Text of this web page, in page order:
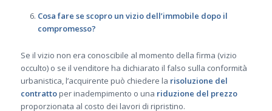
Cosa fare se scopro un vizio dell’immobile dopo il
compromesso?
Se il vizio non era conoscibile al momento della firma (vizio
occulto) o se il venditore ha dichiarato il falso sulla conformità
urbanistica, l’acquirente può chiedere la risoluzione del
contrattoper inadempimento o una riduzione del prezzo
proporzionata al costo dei lavori di ripristino.